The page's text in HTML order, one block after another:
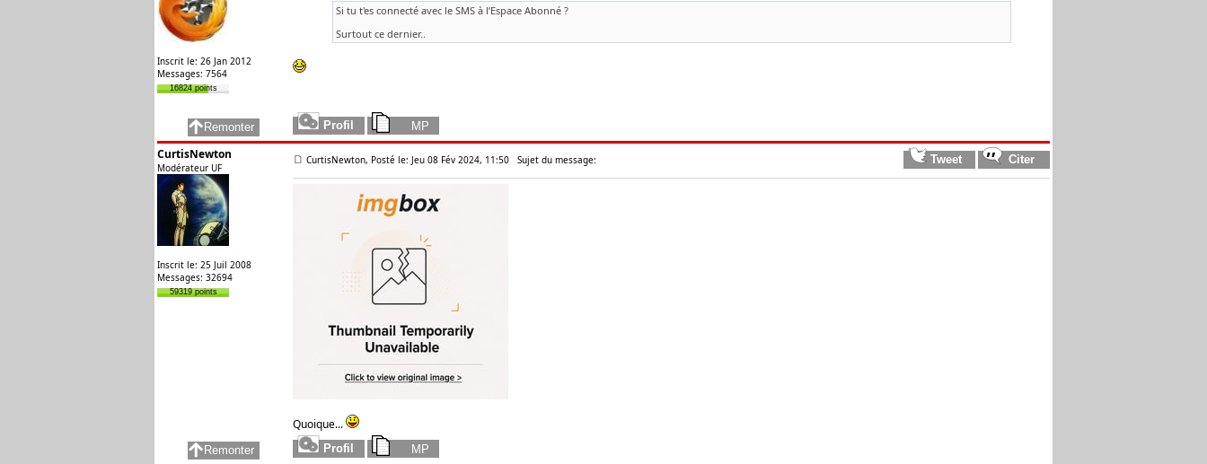
Inscrit le: 26 Jan 2012
Messages: 7564
16824 points
Si tu t'es connecté avec le SMS à l’Espace Abonné ?
Surtout ce dernier..
CurtisNewton
Modérateur UF
Inscrit le: 25 Juil 2008
Messages: 32694
59319 points
CurtisNewton, Posté le: Jeu 08 Fév 2024, 11:50 Sujet du message:
Quoique...